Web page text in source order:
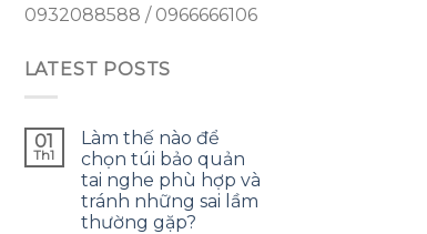
0932088588 / 0966666106
LATEST POSTS
01
Th1
Làm thế nào để
chọn túi bảo quản
tai nghe phù hợp và
tránh những sai lầm
thường gặp?